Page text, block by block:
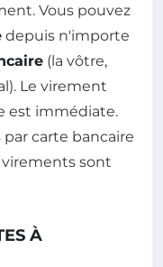
Vous pouvez
depuis n'importe
(la vôtre,
Le virement
est immédiate.
carte bancaire
sont
À